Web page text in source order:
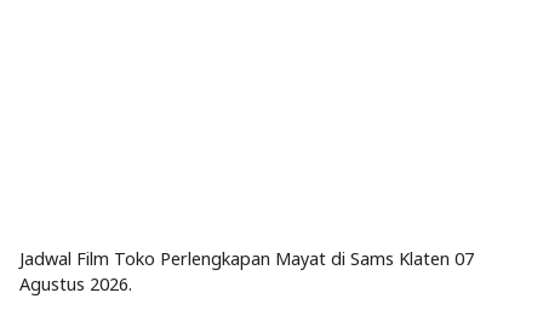
Jadwal Film Toko Perlengkapan Mayat di Sams Klaten 07
Agustus 2026.